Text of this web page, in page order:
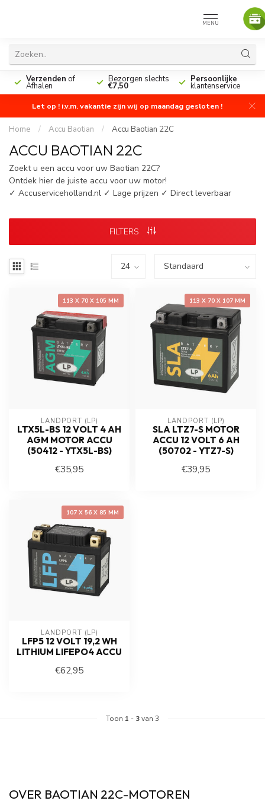
MENU
Verzenden of
Afhalen
Bezorgen slechts
€7,50
Persoonlijke
klantenservice
Let op ! i.v.m. vakantie zijn wij op maandag gesloten !
Home / Accu Baotian / Accu Baotian 22C
ACCU BAOTIAN 22C
Zoekt u een accu voor uw Baotian 22C?
Ontdek hier de juiste accu voor uw motor!
✓ Accuserviceholland.nl ✓ Lage prijzen ✓ Direct leverbaar
FILTERS
113 X 70 X 105 MM
LANDPORT (LP)
LTX5L-BS 12 VOLT 4 AH
AGM MOTOR ACCU
(50412 - YTX5L-BS)
€35,95
113 X 70 X 107 MM
LANDPORT (LP)
SLA LTZ7-S MOTOR
ACCU 12 VOLT 6 AH
(50702 - YTZ7-S)
€39,95
107 X 56 X 85 MM
LANDPORT (LP)
LFP5 12 VOLT 19,2 WH
LITHIUM LIFEPO4 ACCU
€62,95
Toon 1 - 3van 3
OVER BAOTIAN 22C-MOTOREN